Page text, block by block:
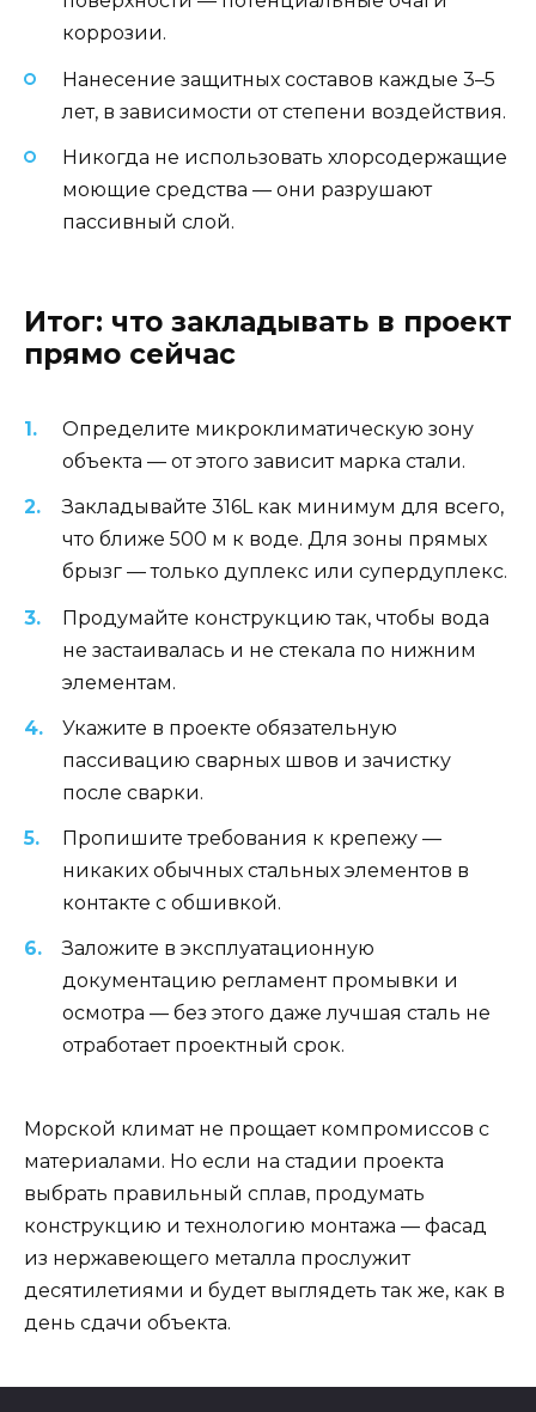
коррозии.
Нанесение защитных составов каждые 3–5
лет, в зависимости от степени воздействия.
Никогда не использовать хлорсодержащие
моющие средства — они разрушают
пассивный слой.
Итог: что закладывать в проект
прямо сейчас
Определите микроклиматическую зону
объекта — от этого зависит марка стали.
Закладывайте 316L как минимум для всего,
что ближе 500 м к воде. Для зоны прямых
брызг — только дуплекс или супердуплекс.
Продумайте конструкцию так, чтобы вода
не застаивалась и не стекала по нижним
элементам.
Укажите в проекте обязательную
пассивацию сварных швов и зачистку
после сварки.
Пропишите требования к крепежу —
никаких обычных стальных элементов в
контакте с обшивкой.
Заложите в эксплуатационную
документацию регламент промывки и
осмотра — без этого даже лучшая сталь не
отработает проектный срок.
Морской климат не прощает компромиссов с
материалами. Но если на стадии проекта
выбрать правильный сплав, продумать
конструкцию и технологию монтажа — фасад
из нержавеющего металла прослужит
десятилетиями и будет выглядеть так же, как в
день сдачи объекта.